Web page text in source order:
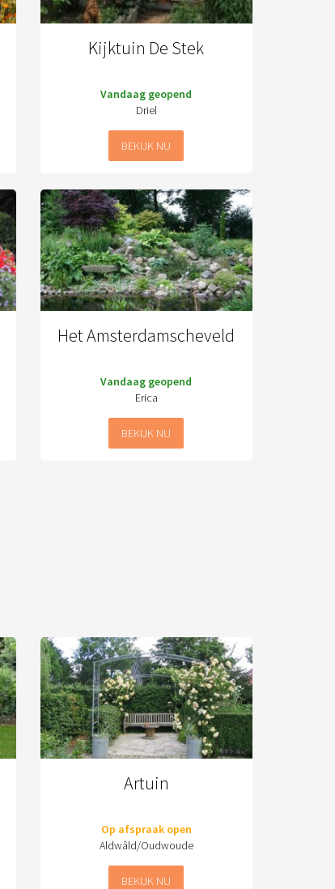
Kijktuin De Stek
Vandaag geopend
Driel
BEKIJK NU
Het Amsterdamscheveld
Vandaag geopend
Erica
BEKIJK NU
Artuin
Op afspraak open
Aldwâld/Oudwoude
BEKIJK NU